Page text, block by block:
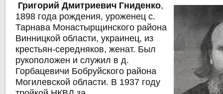
Григорий Дмитриевич Гниденко,
1898 года рождения, уроженец с.
Тарнава Монастырщинского района
Винницкой области, украинец, из
крестьян-середняков, женат. Был
рукоположен и служил в д.
Горбацевичи Бобруйского района
Могилевской области. В 1937 году